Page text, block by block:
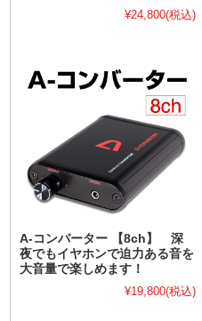
¥24,800(税込)
A-コンバーター 【8ch】 深
夜でもイヤホンで迫力ある音を
大音量で楽しめます！
¥19,800(税込)